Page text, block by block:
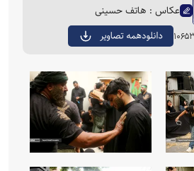
عکاس : هاتف حسینی